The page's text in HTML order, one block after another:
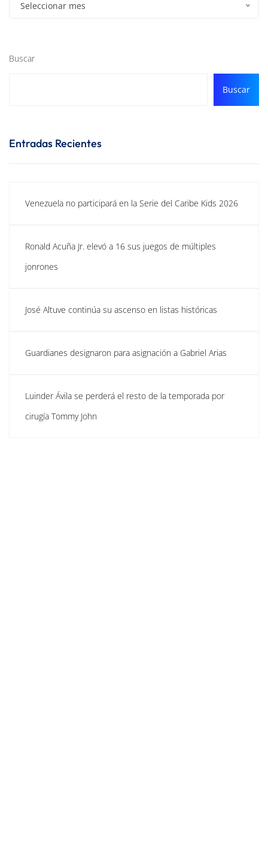
Seleccionar mes
Buscar
Buscar
Entradas Recientes
Venezuela no participará en la Serie del Caribe Kids 2026
Ronald Acuña Jr. elevó a 16 sus juegos de múltiples
jonrones
José Altuve continúa su ascenso en listas históricas
Guardianes designaron para asignación a Gabriel Arias
Luinder Ávila se perderá el resto de la temporada por
cirugía Tommy John